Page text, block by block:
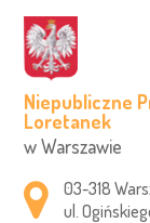
Niepubliczne
Loretanek
w Warszawie
Adres
03-318
ul.